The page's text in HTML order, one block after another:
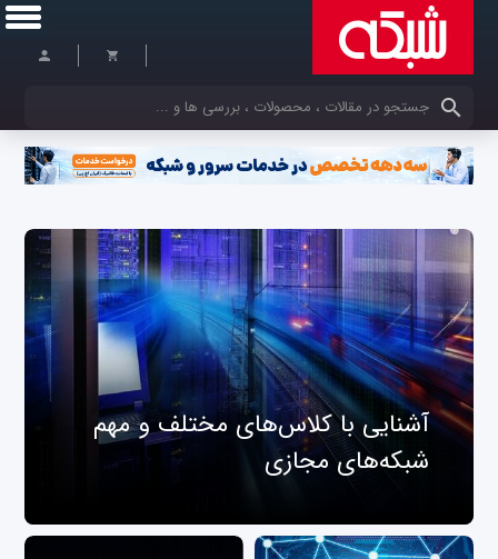
کلمات کلیدی خود را وارد کنید
آشنایی با کلاس‌های مختلف و مهم
شبکه‌های مجازی